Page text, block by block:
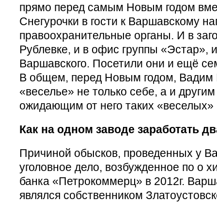
прямо перед самым Новым годом
Снегурочки в гости к Варшавскому
правоохранительные органы. И в
Рублевке, и в офис группы «Эстар»,
Варшавского. Посетили они и ещё
В общем, перед Новым годом, Вадим
«веселье» не только себе, а и
ожидающим от него таких «веселых»
Как на одном заводе заработать
Причиной обысков, проведенных у
уголовное дело, возбужденное по о
банка «Петрокоммерц» в 2012г.
являлся собственником